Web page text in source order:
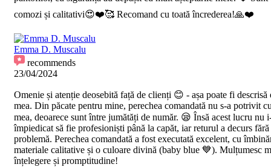
comozi și calitativi😍❤️🥰 Recomand cu toată încrederea!🙏❤️
Emma D. Muscalu
recommends
23/04/2024
Omenie și atenție deosebită față de clienți 😊 - așa poate fi descrisă
mea. Din păcate pentru mine, perechea comandată nu s-a potrivit
mea, deoarece sunt între jumătăți de număr. 😪 Însă acest lucru nu
împiedicat să fie profesioniști până la capăt, iar returul a decurs
problemă. Perechea comandată a fost executată excelent, cu
materiale calitative și o culoare divină (baby blue 💙). Mulțumesc
înțelegere și promptitudine!